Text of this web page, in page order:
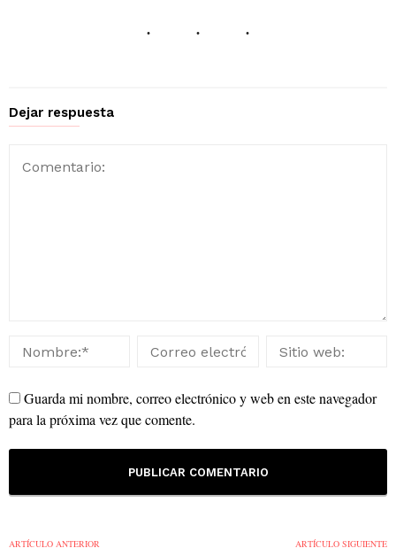
Dejar respuesta
Guarda mi nombre, correo electrónico y web en este navegador
para la próxima vez que comente.
ARTÍCULO ANTERIOR ARTÍCULO SIGUIENTE